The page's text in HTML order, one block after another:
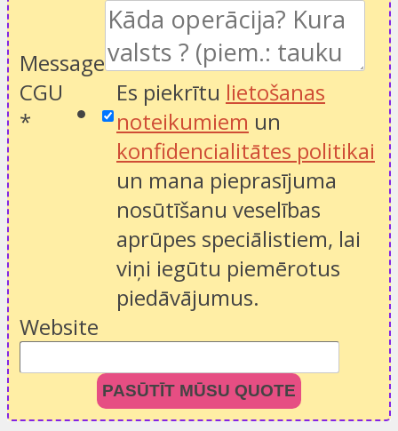
Message
CGU
*
Es piekrītu lietošanas
noteikumiem un
konfidencialitātes politikai
un mana pieprasījuma
nosūtīšanu veselības
aprūpes speciālistiem, lai
viņi iegūtu piemērotus
piedāvājumus.
Website
PASŪTĪT MŪSU QUOTE